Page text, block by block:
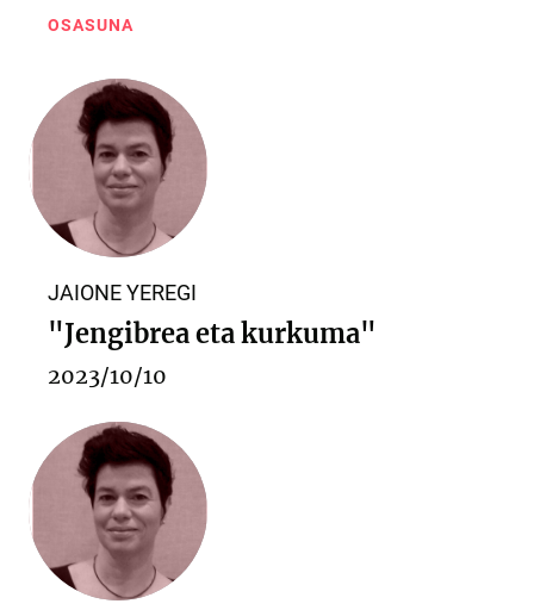
OSASUNA
JAIONE YEREGI
"Jengibrea eta kurkuma"
2023/10/10